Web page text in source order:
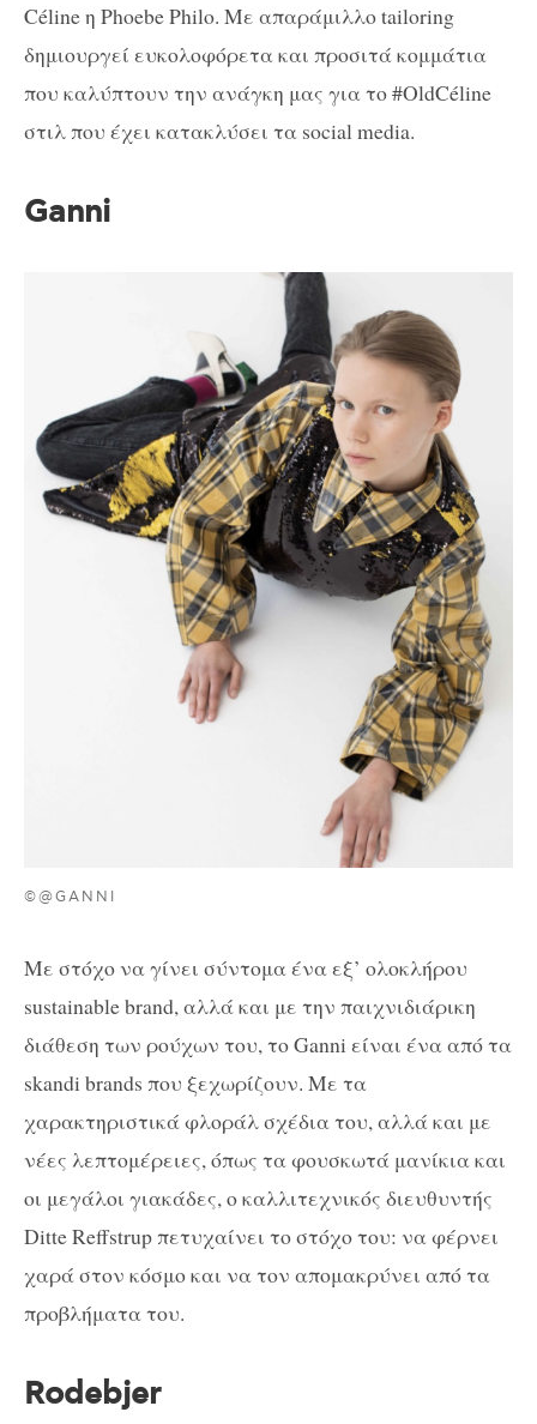
Céline η Phoebe Philo. Με απαράμιλλο tailoring
δημιουργεί ευκολοφόρετα και προσιτά κομμάτια
που καλύπτουν την ανάγκη μας για το #OldCéline
στιλ που έχει κατακλύσει τα social media.
Ganni
©@GANNI
Με στόχο να γίνει σύντομα ένα εξ’ ολοκλήρου
sustainable brand, αλλά και με την παιχνιδιάρικη
διάθεση των ρούχων του, το Ganni είναι ένα από τα
skandi brands που ξεχωρίζουν. Με τα
χαρακτηριστικά φλοράλ σχέδια του, αλλά και με
νέες λεπτομέρειες, όπως τα φουσκωτά μανίκια και
οι μεγάλοι γιακάδες, ο καλλιτεχνικός διευθυντής
Ditte Reffstrup πετυχαίνει το στόχο του: να φέρνει
χαρά στον κόσμο και να τον απομακρύνει από τα
προβλήματα του.
Rodebjer